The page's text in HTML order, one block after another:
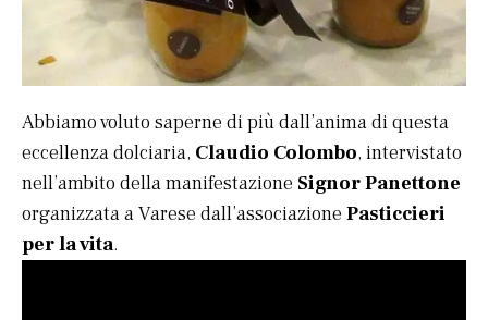
Abbiamo voluto saperne di più dall’anima di questa
eccellenza dolciaria, Claudio Colombo, intervistato
nell’ambito della manifestazione Signor Panettone
organizzata a Varese dall’associazione Pasticcieri
per la vita.